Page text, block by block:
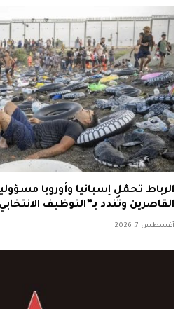
الرباط تحمّل إسبانيا وأوروبا
القاصرين وتُندد بـ”التوظيف
أغسطس 7, 2026